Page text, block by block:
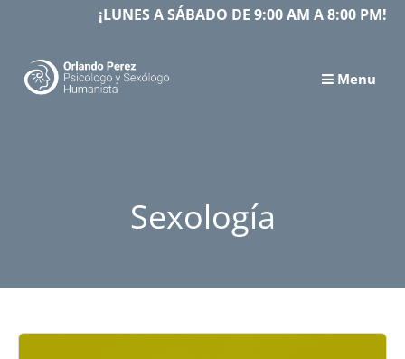
content
¡LUNES A SÁBADO DE 9:00 AM A 8:00 PM!
Menu
Sexología